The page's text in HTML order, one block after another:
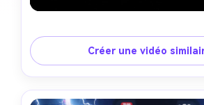
Créer une vidéo